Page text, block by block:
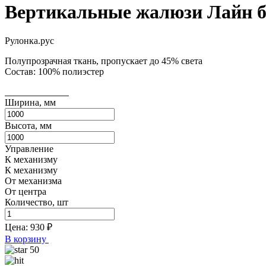
Вертикальные жалюзи Лайн
Рулонка.рус
Полупрозрачная ткань, пропускает до 45% света
Состав: 100% полиэстер
Ширина, мм
Высота, мм
Управление
К механизму
К механизму
От механизма
От центра
Количество, шт
Цена: 930 ₽
В корзину
50